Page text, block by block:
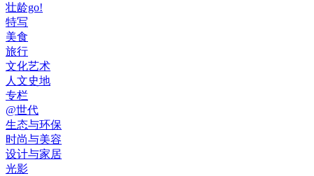
壮龄go!
特写
美食
旅行
文化艺术
人文史地
专栏
@世代
生态与环保
时尚与美容
设计与家居
光影